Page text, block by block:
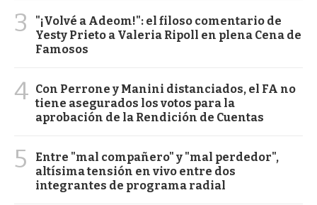
3
"¡Volvé a Adeom!": el filoso comentario de
Yesty Prieto a Valeria Ripoll en plena Cena de
Famosos
4 Con Perrone y Manini distanciados, el FA no
tiene asegurados los votos para la
aprobación de la Rendición de Cuentas
5
Entre "mal compañero" y "mal perdedor",
altísima tensión en vivo entre dos
integrantes de programa radial